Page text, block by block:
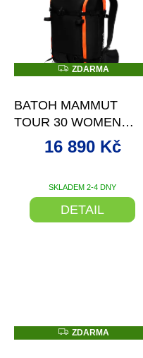
Z
D
M
A
ZDARMA
BATOH MAMMUT
TOUR 30 WOMEN
REMOVABLE AIRBAG
SKLADEM 2-4 DNY
16 890 Kč
DETAIL
Z
D
ZDARMA